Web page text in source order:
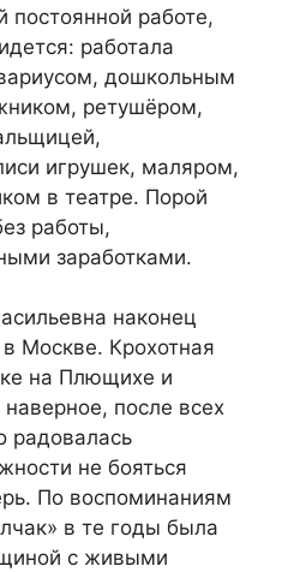
постоянной работе,
работала
дошкольным
ретушёром,
игрушек, маляром,
в театре. Порой
работы,
заработками.
наконец
Москве. Крохотная
на Плющихе и
после всех
радовалась
не бояться
По воспоминаниям
в те годы была
с живыми